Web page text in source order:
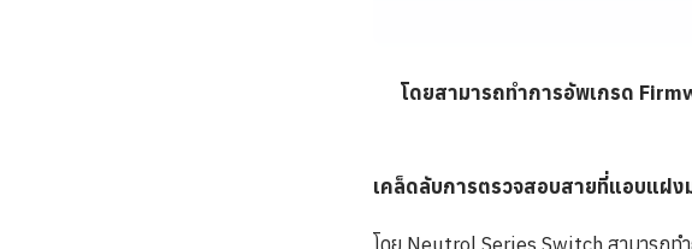
โดยสามารถทำการอัพเกรด
เคล็ดลับการตรวจสอบสายที่แอบแฝ